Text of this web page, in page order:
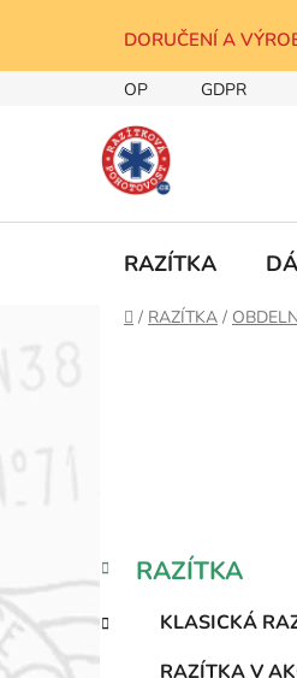
obsah
DORUČENÍ A
OP GDPR
RAZÍTKA
Domů
/ RAZÍTKA /
n
p
Přeskočit
kategorie
K
a
e
RAZÍTKA
KLASICKÁ
RAZÍTKA V